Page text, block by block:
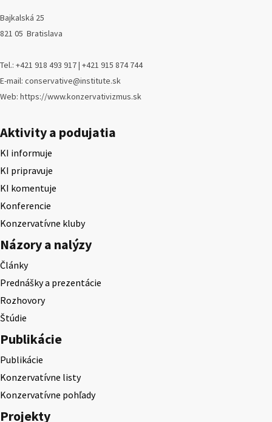
Bajkalská 25
821 05 Bratislava
Tel.: +421 918 493 917 | +421 915 874 744
E-mail: conservative@institute.sk
Web: https://www.konzervativizmus.sk
Aktivity a podujatia
KI informuje
KI pripravuje
KI komentuje
Konferencie
Konzervatívne kluby
Názory a nalýzy
Články
Prednášky a prezentácie
Rozhovory
Štúdie
Publikácie
Publikácie
Konzervatívne listy
Konzervatívne pohľady
Projekty